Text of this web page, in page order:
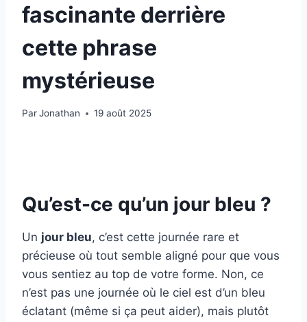
fascinante derrière
cette phrase
mystérieuse
ParJonathan 19 août 2025
Qu’est-ce qu’un jour bleu ?
Un jour bleu, c’est cette journée rare et
précieuse où tout semble aligné pour que vous
vous sentiez au top de votre forme. Non, ce
n’est pas une journée où le ciel est d’un bleu
éclatant (même si ça peut aider), mais plutôt